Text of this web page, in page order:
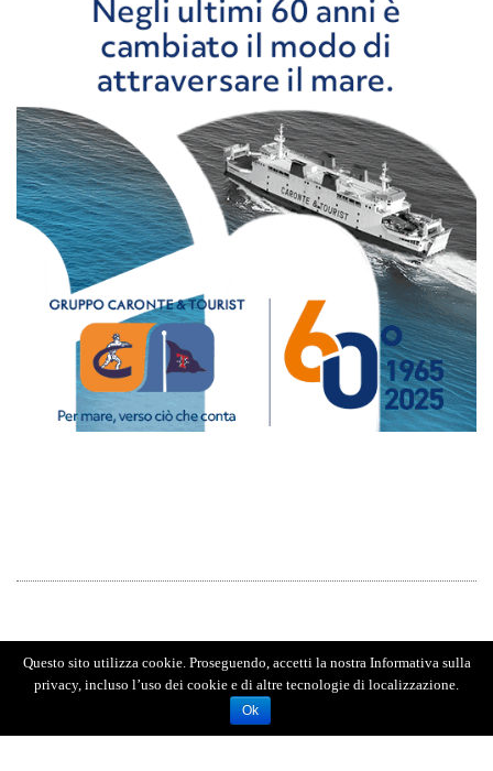
Questo sito utilizza cookie. Proseguendo, accetti la nostra Informativa sulla
privacy, incluso l’uso dei cookie e di altre tecnologie di localizzazione.
Ok